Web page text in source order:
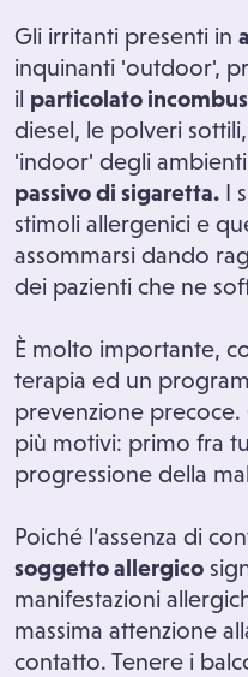
Gli irritanti presenti in
inquinanti 'outdoor',
il particolato
diesel, le polveri
'indoor' degli ambienti
passivo di sigaretta. I
stimoli allergenici e
assommarsi dando
dei pazienti che ne
È molto importante,
terapia ed un
prevenzione
più motivi: primo fra
progressione della
Poiché l’assenza di
soggetto allergico
manifestazioni
massima attenzione
contatto. Tenere i